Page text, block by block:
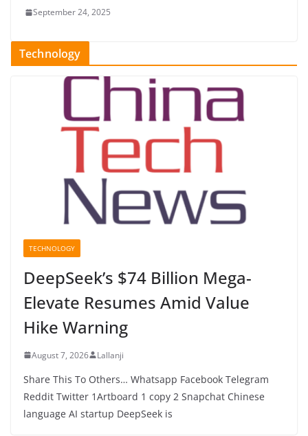
September 24, 2025
Technology
TECHNOLOGY
DeepSeek’s $74 Billion Mega-
Elevate Resumes Amid Value
Hike Warning
August 7, 2026 Lallanji
Share This To Others… Whatsapp Facebook Telegram
Reddit Twitter 1Artboard 1 copy 2 Snapchat Chinese
language AI startup DeepSeek is